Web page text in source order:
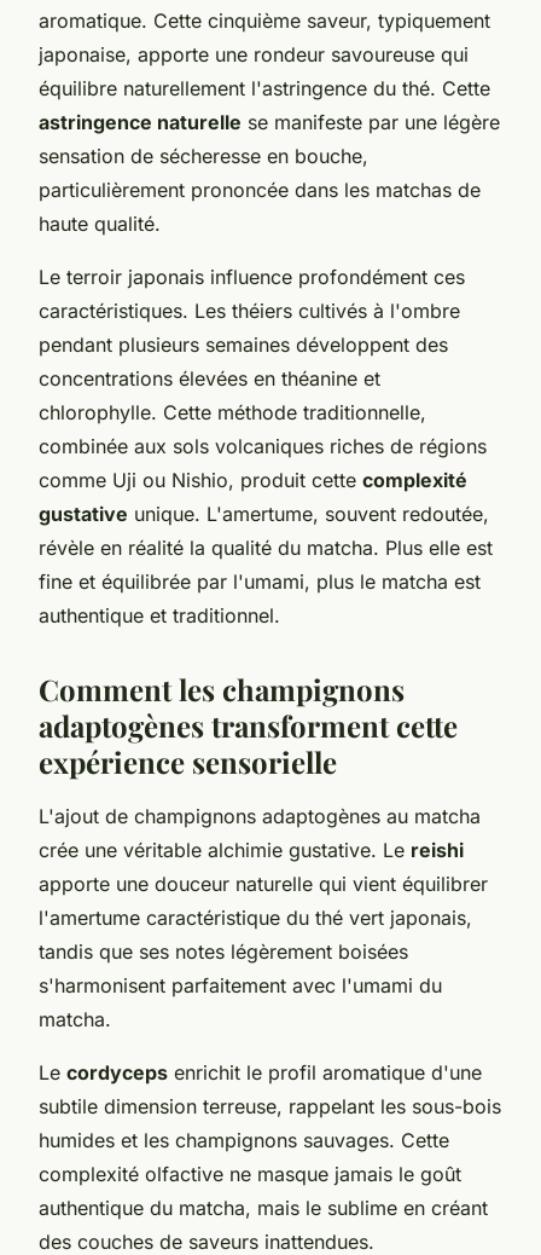
aromatique. Cette cinquième saveur, typiquement
japonaise, apporte une rondeur savoureuse qui
équilibre naturellement l'astringence du thé. Cette
astringence naturelle se manifeste par une légère
sensation de sécheresse en bouche,
particulièrement prononcée dans les matchas de
haute qualité.
Le terroir japonais influence profondément ces
caractéristiques. Les théiers cultivés à l'ombre
pendant plusieurs semaines développent des
concentrations élevées en théanine et
chlorophylle. Cette méthode traditionnelle,
combinée aux sols volcaniques riches de régions
comme Uji ou Nishio, produit cette complexité
gustative unique. L'amertume, souvent redoutée,
révèle en réalité la qualité du matcha. Plus elle est
fine et équilibrée par l'umami, plus le matcha est
authentique et traditionnel.
Comment les champignons
adaptogènes transforment cette
expérience sensorielle
L'ajout de champignons adaptogènes au matcha
crée une véritable alchimie gustative. Le reishi
apporte une douceur naturelle qui vient équilibrer
l'amertume caractéristique du thé vert japonais,
tandis que ses notes légèrement boisées
s'harmonisent parfaitement avec l'umami du
matcha.
Le cordyceps enrichit le profil aromatique d'une
subtile dimension terreuse, rappelant les sous-bois
humides et les champignons sauvages. Cette
complexité olfactive ne masque jamais le goût
authentique du matcha, mais le sublime en créant
des couches de saveurs inattendues.